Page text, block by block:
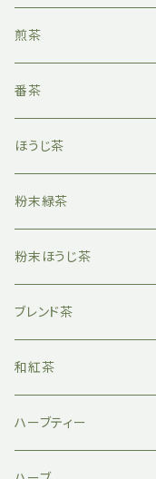
煎茶
番茶
ほうじ茶
粉末緑茶
粉末ほうじ茶
ブレンド茶
和紅茶
ハーブティー